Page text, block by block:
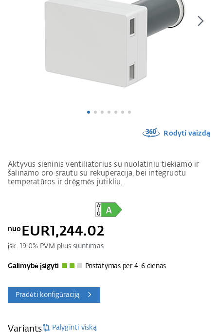
Rodyti vaizdą
Aktyvus sieninis ventiliatorius su nuolatiniu tiekiamo ir
šalinamo oro srautu su rekuperacija, bei integruotu
temperatūros ir drėgmės jutikliu.
nuo EUR1,244.02
įsk. 19.0% PVM pliussiuntimas
Galimybė įsigyti Pristatymas per 4-6 dienas
Pradėti konfigūraciją
Variants Palyginti viską